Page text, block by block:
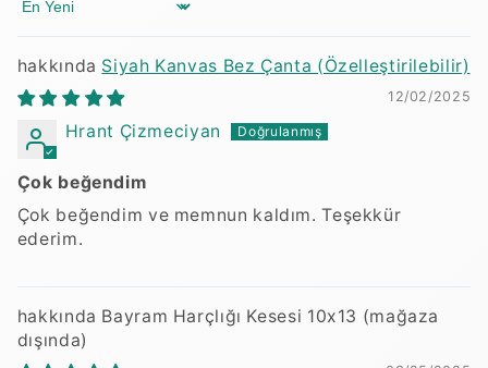
Sort by
Siyah Kanvas Bez Çanta (Özelleştirilebilir)
12/02/2025
Hrant Çizmeciyan
Çok beğendim
Çok beğendim ve memnun kaldım. Teşekkür
ederim.
Bayram Harçlığı Kesesi 10x13